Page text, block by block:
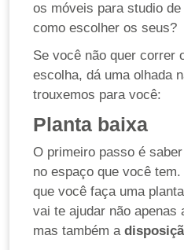
os móveis para studio
como escolher os seus?
Se você não quer correr
escolha, dá uma olhada
trouxemos para você:
Planta baixa
O primeiro passo é
no espaço que você
que você faça uma
vai te ajudar não apenas
mas também a